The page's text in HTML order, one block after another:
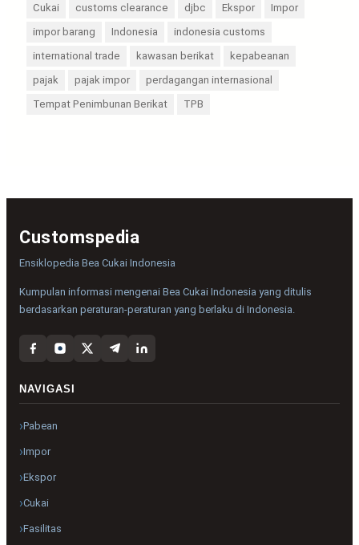
Cukai
customs clearance djbc Ekspor
Impor
impor barang
Indonesia
indonesia customs
international trade
kawasan berikat
kepabeanan
pajak
pajak impor
perdagangan internasional
Tempat Penimbunan Berikat
TPB
Customspedia
Ensiklopedia Bea Cukai Indonesia
Kumpulan informasi mengenai Bea Cukai Indonesia yang ditulis
berdasarkan peraturan-peraturan yang berlaku di Indonesia.
NAVIGASI
Pabean
Impor
Ekspor
Cukai
Fasilitas